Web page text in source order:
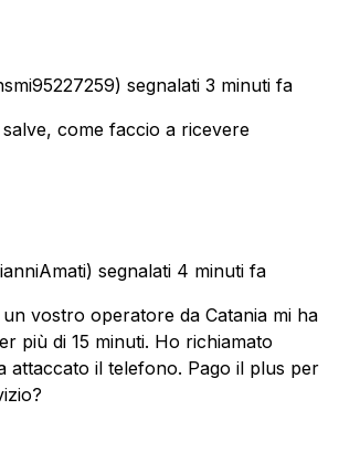
segnalati 3 minuti fa
come faccio a ricevere
segnalati 4 minuti fa
un vostro operatore da Catania mi ha
più di 15 minuti. Ho richiamato
attaccato il telefono. Pago il plus per